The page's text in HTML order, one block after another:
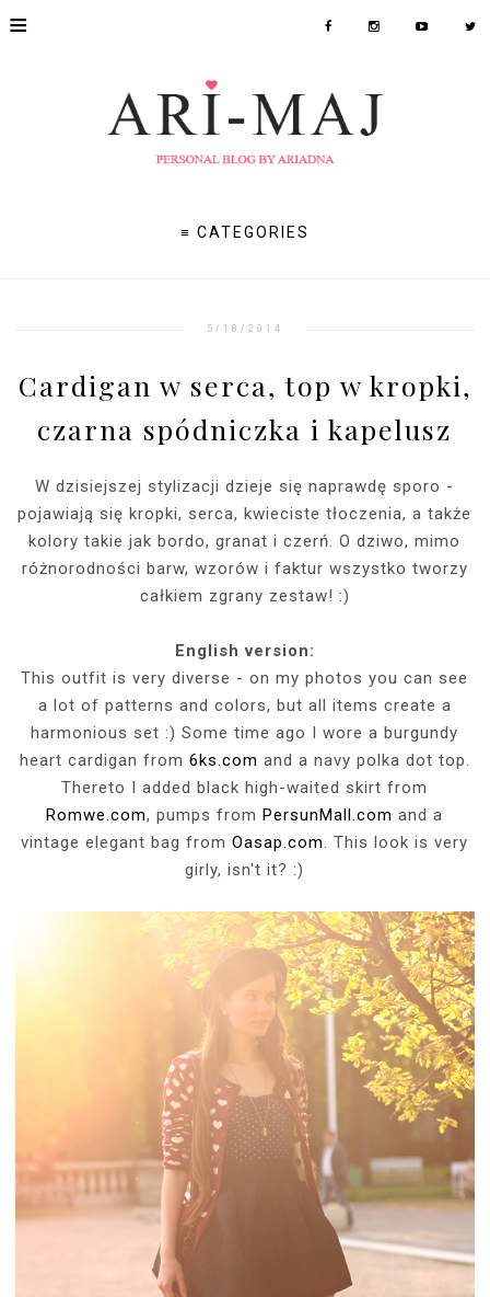
≡
≡ CATEGORIES
5/18/2014
Cardigan w serca, top w kropki,
czarna spódniczka i kapelusz
W dzisiejszej stylizacji dzieje się naprawdę sporo -
pojawiają się kropki, serca, kwieciste tłoczenia, a także
kolory takie jak bordo, granat i czerń. O dziwo, mimo
różnorodności barw, wzorów i faktur wszystko tworzy
całkiem zgrany zestaw! :)
English version:
This outfit is very diverse - on my photos you can see
a lot of patterns and colors, but all items create a
harmonious set :) Some time ago I wore a burgundy
heart cardigan from 6ks.com and a navy polka dot top.
Thereto I added black high-waited skirt from
Romwe.com, pumps fromPersunMall.com and a
vintage elegant bag fromOasap.com. This look is very
girly, isn't it? :)